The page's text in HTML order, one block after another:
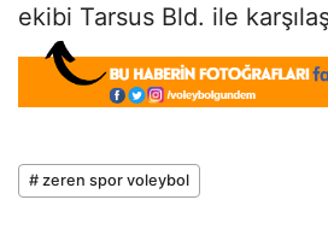
ekibi Tarsus Bld. ile
# zeren spor voleybol